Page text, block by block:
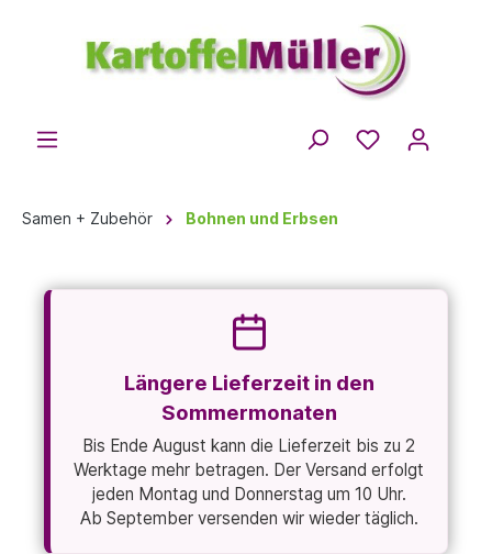
Samen + Zubehör Bohnen und Erbsen
Längere Lieferzeit in den
Sommermonaten
Bis Ende August kann die Lieferzeit bis zu 2
Werktage mehr betragen. Der Versand erfolgt
jeden Montag und Donnerstag um 10 Uhr.
Ab September versenden wir wieder täglich.